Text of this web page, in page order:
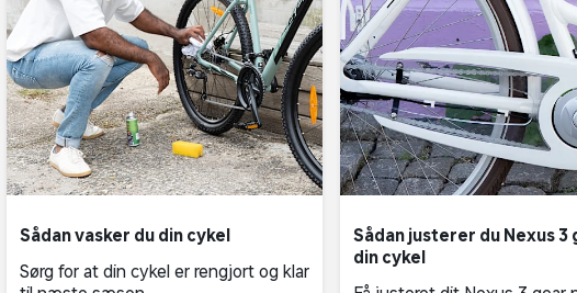
Sådan vasker du din cykel
Sørg for at din cykel er rengjort og klar
Sådan justerer du Nexus 3
din cykel